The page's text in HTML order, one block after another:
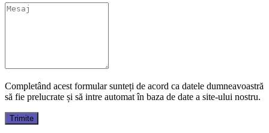
Completând acest formular sunteți de acord ca datele dumneavoastră
să fie prelucrate și să intre automat în baza de date a site-ului nostru.